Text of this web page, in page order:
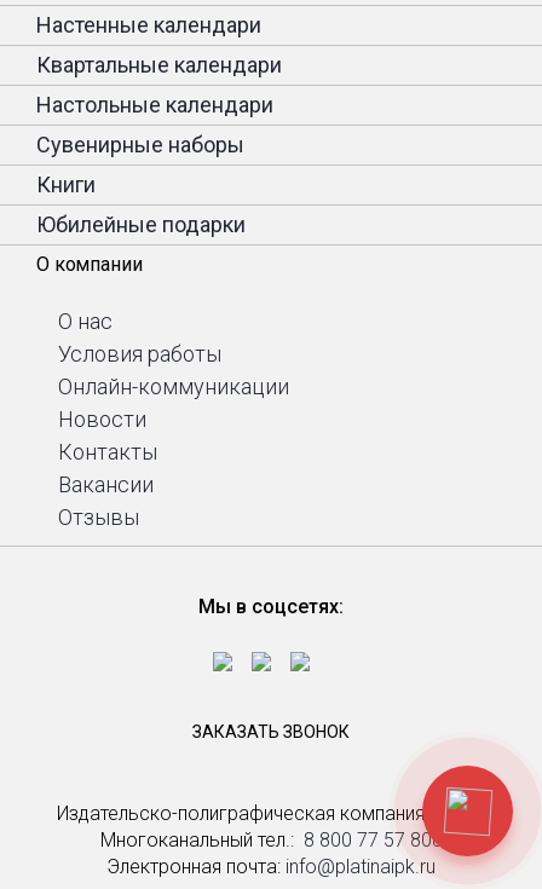
Издательско-полиграфическая компания Platina
Многоканальный тел.: ­ 8 800 77 57 808
Электронная почта: info@platinaipk.ru
Настенные календари
Квартальные календари
Настольные календари
Сувенирные наборы
Книги
Юбилейные подарки
О компании
О нас
Условия работы
Онлайн-коммуникации
Новости
Контакты
Вакансии
Отзывы
Мы в соцсетях:
ЗАКАЗАТЬ ЗВОНОК